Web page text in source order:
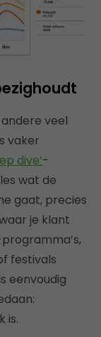
veel
vaker
dive’-
wat de
gaat, precies
je klant
festivals
eenvoudig
is.